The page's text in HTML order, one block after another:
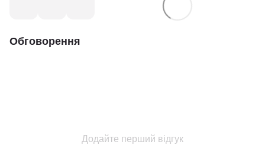
Обговорення
Додайте перший відгук